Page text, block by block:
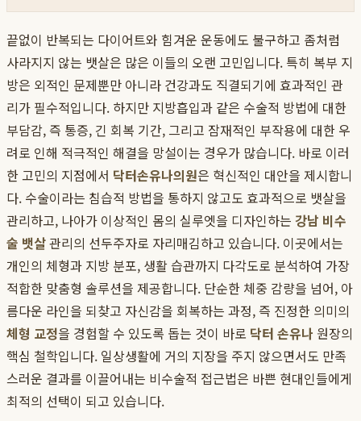
끝없이 반복되는 다이어트와 힘겨운 운동에도 불구하고 좀처럼
사라지지 않는 뱃살은 많은 이들의 오랜 고민입니다. 특히 복부 지
방은 외적인 문제뿐만 아니라 건강과도 직결되기에 효과적인 관
리가 필수적입니다. 하지만 지방흡입과 같은 수술적 방법에 대한
부담감, 즉 통증, 긴 회복 기간, 그리고 잠재적인 부작용에 대한 우
려로 인해 적극적인 해결을 망설이는 경우가 많습니다. 바로 이러
한 고민의 지점에서 닥터손유나의원은 혁신적인 대안을 제시합니
다. 수술이라는 침습적 방법을 통하지 않고도 효과적으로 뱃살을
관리하고, 나아가 이상적인 몸의 실루엣을 디자인하는 강남 비수
술 뱃살관리의 선두주자로 자리매김하고 있습니다. 이곳에서는
개인의 체형과 지방 분포, 생활 습관까지 다각도로 분석하여 가장
적합한 맞춤형 솔루션을 제공합니다. 단순한 체중 감량을 넘어, 아
름다운 라인을 되찾고 자신감을 회복하는 과정, 즉 진정한 의미의
체형 교정을 경험할 수 있도록 돕는 것이 바로 닥터 손유나 원장의
핵심 철학입니다. 일상생활에 거의 지장을 주지 않으면서도 만족
스러운 결과를 이끌어내는 비수술적 접근법은 바쁜 현대인들에게
최적의 선택이 되고 있습니다.